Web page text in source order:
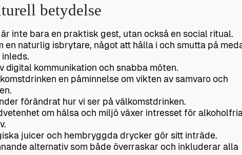
betydelse
inte bara en praktisk gest, utan också en social ritual.
en naturlig isbrytare, något att hålla i och smutta på
inleds.
digital kommunikation och snabba möten.
en påminnelse om vikten av samvaro och
förändrat hur vi ser på välkomstdrinken.
om hälsa och miljö växer intresset för
juicer och hembryggda drycker gör sitt inträde.
alternativ som både överraskar och inkluderar alla